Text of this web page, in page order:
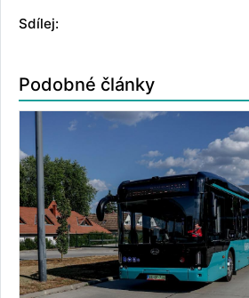
Sdílej:
Podobné články